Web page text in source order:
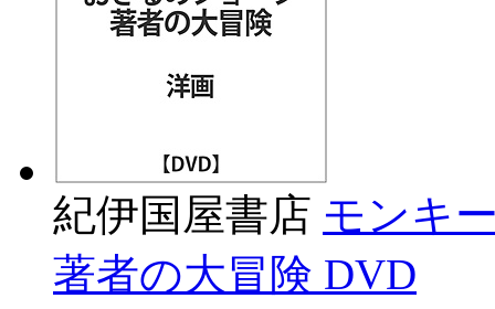
紀伊国屋書店 モンキ
著者の大冒険 DVD